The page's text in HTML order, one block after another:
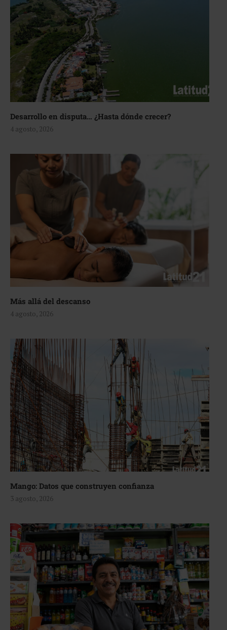
Desarrollo en disputa… ¿Hasta dónde crecer?
4 agosto, 2026
Más allá del descanso
4 agosto, 2026
Mango: Datos que construyen confianza
3 agosto, 2026